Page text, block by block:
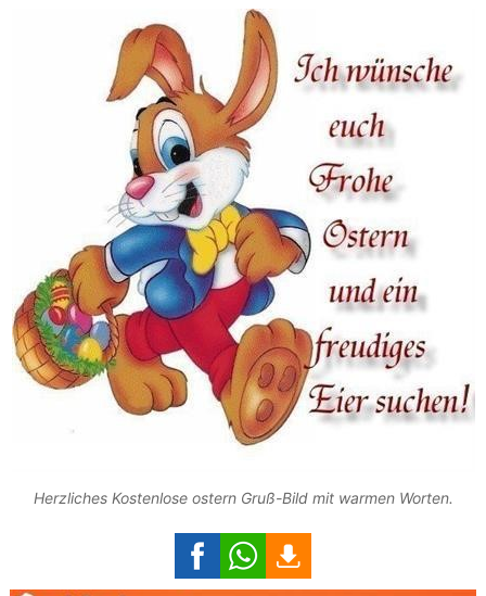
Herzliches Kostenlose ostern Gruß-Bild mit warmen Worten.